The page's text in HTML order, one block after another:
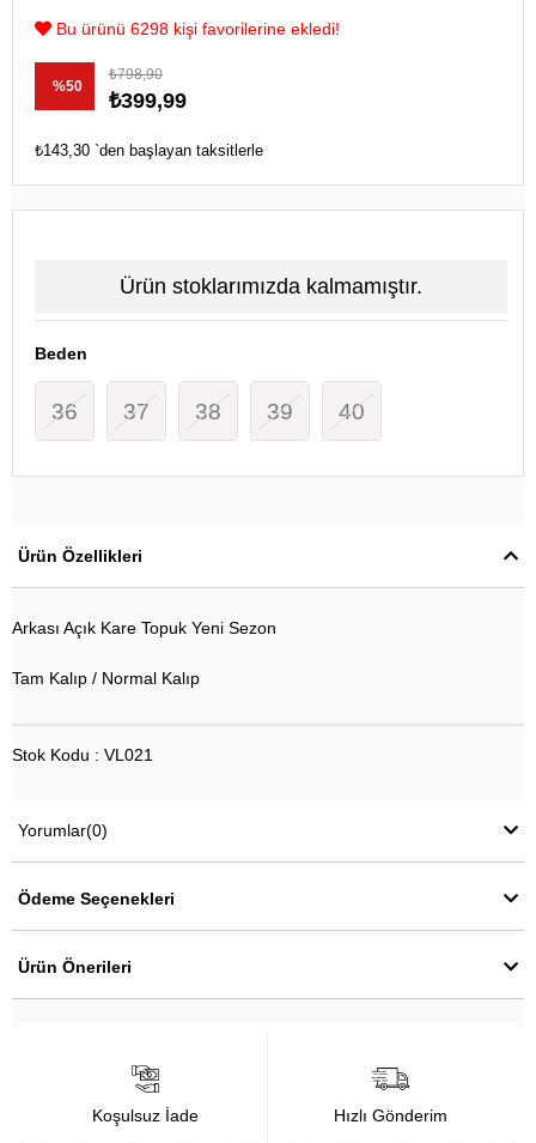
Bu ürünü 6298 kişi favorilerine ekledi!
%50
İndirim
₺798,90
₺399,99
₺143,30 `den başlayan taksitlerle
Ürün stoklarımızda kalmamıştır.
Beden
36 37 38 39 40
Ürün Özellikleri
Arkası Açık Kare Topuk Yeni Sezon
Tam Kalıp / Normal Kalıp
Stok Kodu : VL021
Yorumlar(0)
Ödeme Seçenekleri
Ürün Önerileri
Koşulsuz İade Hızlı Gönderim